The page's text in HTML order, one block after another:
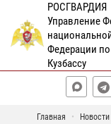
РОСГВАРДИЯ
Управление
Федерации
Кузбассу
Главная Новости